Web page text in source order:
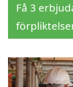
Få 3